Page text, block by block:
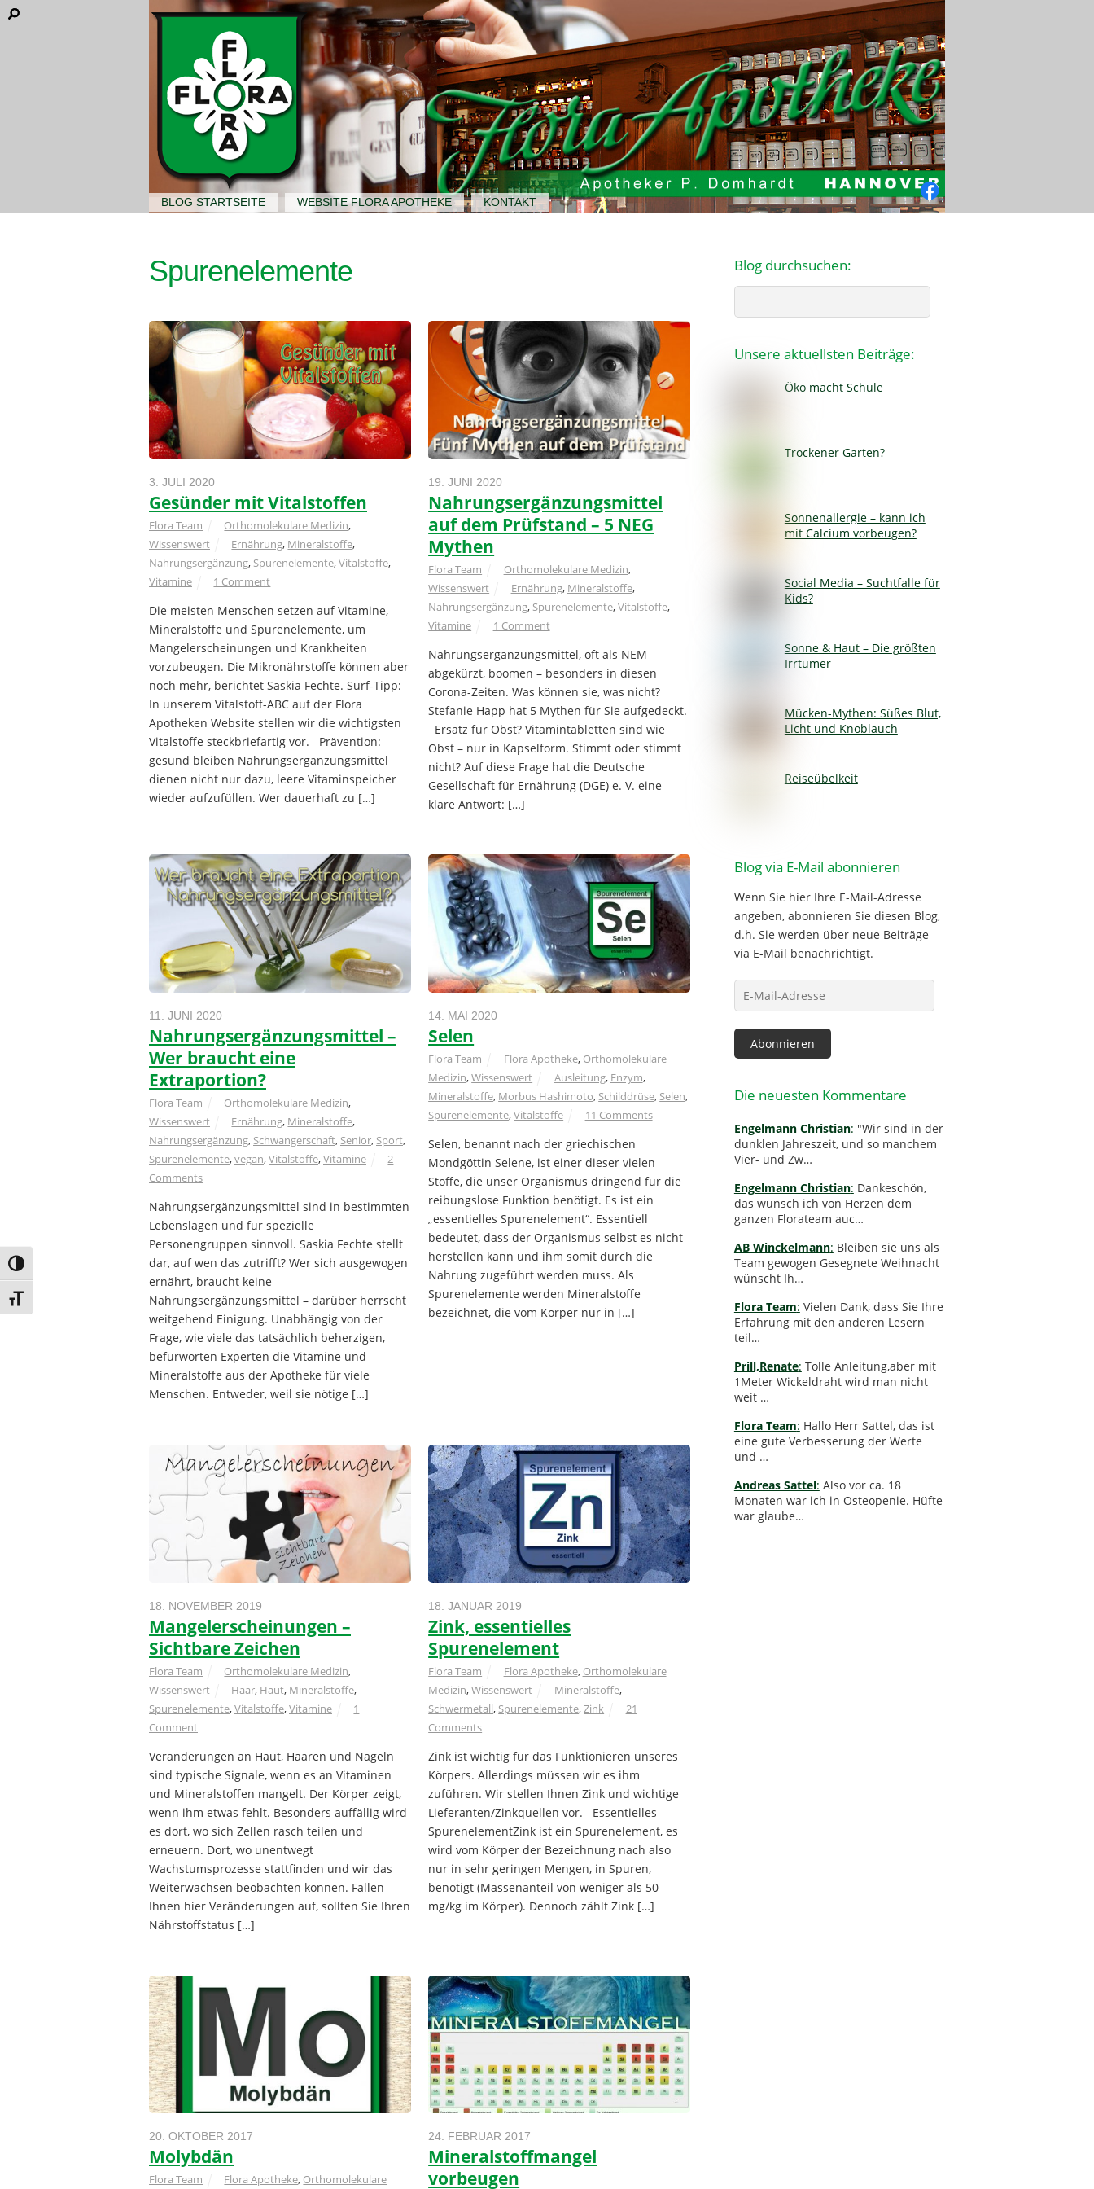
Umschalten auf hohe Kontraste
Schrift vergrößern
BLOG STARTSEITE WEBSITE FLORA APOTHEKE KONTAKT
Facebook
Spurenelemente
3. JULI 2020
Gesünder mit Vitalstoffen
Flora Team Orthomolekulare Medizin,
Wissenswert
Ernährung, Mineralstoffe,
Nahrungsergänzung, Spurenelemente,Vitalstoffe,
Vitamine
1 Comment
Die meisten Menschen setzen auf Vitamine,
Mineralstoffe und Spurenelemente, um
Mangelerscheinungen und Krankheiten
vorzubeugen. Die Mikronährstoffe können aber
noch mehr, berichtet Saskia Fechte. Surf-Tipp:
In unserem Vitalstoff-ABC auf der Flora
Apotheken Website stellen wir die wichtigsten
Vitalstoffe steckbriefartig vor. Prävention:
gesund bleiben Nahrungsergänzungsmittel
dienen nicht nur dazu, leere Vitaminspeicher
wieder aufzufüllen. Wer dauerhaft zu […]
19. JUNI 2020
Nahrungsergänzungsmittel
auf dem Prüfstand – 5 NEG
Mythen
Flora Team Orthomolekulare Medizin,
Wissenswert
Ernährung, Mineralstoffe,
Nahrungsergänzung, Spurenelemente,Vitalstoffe,
Vitamine
1 Comment
Nahrungsergänzungsmittel, oft als NEM
abgekürzt, boomen – besonders in diesen
Corona-Zeiten. Was können sie, was nicht?
Stefanie Happ hat 5 Mythen für Sie aufgedeckt.
Ersatz für Obst? Vitamintabletten sind wie
Obst – nur in Kapselform. Stimmt oder stimmt
nicht? Auf diese Frage hat die Deutsche
Gesellschaft für Ernährung (DGE) e. V. eine
klare Antwort: […]
11. JUNI 2020
Nahrungsergänzungsmittel –
Wer braucht eine
Extraportion?
Flora Team Orthomolekulare Medizin,
Wissenswert
Ernährung, Mineralstoffe,
Nahrungsergänzung, Schwangerschaft, Senior, Sport,
Spurenelemente,vegan,Vitalstoffe,Vitamine
2
Comments
Nahrungsergänzungsmittel sind in bestimmten
Lebenslagen und für spezielle
Personengruppen sinnvoll. Saskia Fechte stellt
dar, auf wen das zutrifft? Wer sich ausgewogen
ernährt, braucht keine
Nahrungsergänzungsmittel – darüber herrscht
weitgehend Einigung. Unabhängig von der
Frage, wie viele das tatsächlich beherzigen,
befürworten Experten die Vitamine und
Mineralstoffe aus der Apotheke für viele
Menschen. Entweder, weil sie nötige […]
14. MAI 2020
Selen
Flora Team Flora Apotheke, Orthomolekulare
Medizin,Wissenswert Ausleitung, Enzym,
Mineralstoffe, Morbus Hashimoto, Schilddrüse, Selen,
Spurenelemente,Vitalstoffe 11 Comments
Selen, benannt nach der griechischen
Mondgöttin Selene, ist einer dieser vielen
Stoffe, die unser Organismus dringend für die
reibungslose Funktion benötigt. Es ist ein
„essentielles Spurenelement“. Essentiell
bedeutet, dass der Organismus selbst es nicht
herstellen kann und ihm somit durch die
Nahrung zugeführt werden muss. Als
Spurenelemente werden Mineralstoffe
bezeichnet, die vom Körper nur in […]
18. NOVEMBER 2019
Mangelerscheinungen –
Sichtbare Zeichen
Flora Team Orthomolekulare Medizin,
Wissenswert
Haar, Haut, Mineralstoffe,
Spurenelemente,Vitalstoffe,Vitamine
1
Comment
Veränderungen an Haut, Haaren und Nägeln
sind typische Signale, wenn es an Vitaminen
und Mineralstoffen mangelt. Der Körper zeigt,
wenn ihm etwas fehlt. Besonders auffällig wird
es dort, wo sich Zellen rasch teilen und
erneuern. Dort, wo unentwegt
Wachstumsprozesse stattfinden und wir das
Weiterwachsen beobachten können. Fallen
Ihnen hier Veränderungen auf, sollten Sie Ihren
Nährstoffstatus […]
18. JANUAR 2019
Zink, essentielles
Spurenelement
Flora Team Flora Apotheke, Orthomolekulare
Medizin,Wissenswert Mineralstoffe,
Schwermetall, Spurenelemente,Zink
21
Comments
Zink ist wichtig für das Funktionieren unseres
Körpers. Allerdings müssen wir es ihm
zuführen. Wir stellen Ihnen Zink und wichtige
Lieferanten/Zinkquellen vor. Essentielles
SpurenelementZink ist ein Spurenelement, es
wird vom Körper der Bezeichnung nach also
nur in sehr geringen Mengen, in Spuren,
benötigt (Massenanteil von weniger als 50
mg/kg im Körper). Dennoch zählt Zink […]
20. OKTOBER 2017
Molybdän
Flora Team Flora Apotheke, Orthomolekulare
24. FEBRUAR 2017
Mineralstoffmangel
vorbeugen
Blog durchsuchen:
Unsere aktuellsten Beiträge:
Öko macht Schule
Trockener Garten?
Sonnenallergie – kann ich
mit Calcium vorbeugen?
Social Media – Suchtfalle für
Kids?
Sonne & Haut – Die größten
Irrtümer
Mücken-Mythen: Süßes Blut,
Licht und Knoblauch
Reiseübelkeit
Blog via E-Mail abonnieren
Wenn Sie hier Ihre E-Mail-Adresse
angeben, abonnieren Sie diesen Blog,
d.h. Sie werden über neue Beiträge
via E-Mail benachrichtigt.
Mail-
Adresse
Abonnieren
Die neuesten Kommentare
Engelmann Christian: "Wir sind in der
dunklen Jahreszeit, und so manchem
Vier- und Zw…
Engelmann Christian: Dankeschön,
das wünsch ich von Herzen dem
ganzen Florateam auc…
AB Winckelmann: Bleiben sie uns als
Team gewogen Gesegnete Weihnacht
wünscht Ih…
Flora Team: Vielen Dank, dass Sie Ihre
Erfahrung mit den anderen Lesern
teil…
Prill,Renate: Tolle Anleitung,aber mit
1Meter Wickeldraht wird man nicht
weit …
Flora Team: Hallo Herr Sattel, das ist
eine gute Verbesserung der Werte
und …
Andreas Sattel: Also vor ca. 18
Monaten war ich in Osteopenie. Hüfte
war glaube…